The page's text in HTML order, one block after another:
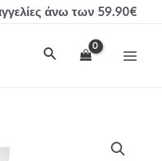
άνω των 59.90€
Αναζήτηση